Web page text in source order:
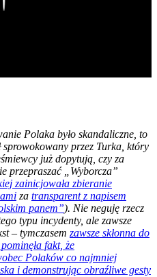
Polaka było skandaliczne, to
sprowokowany przez Turka, który
już dopytują, czy za
przepraszać „Wyborcza”
zainicjowała zbieranie
za transparent z napisem
panem”). Nie neguję rzecz
typu incydenty, ale zawsze
– tymczasem zawsze skłonna do
fakt, że
Polaków co najmniej
i demonstrując obraźliwe gesty